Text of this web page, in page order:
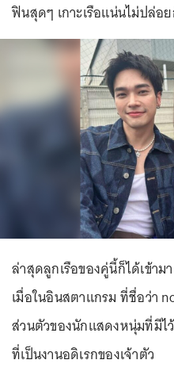
ฟินสุดๆ เกาะเรือแน่นไม่ปล่อ
ล่าสุดลูกเรือของคู่นี้ก็ได้เข้า
เมื่อในอินสตาแกรม ที่ชื่อว่า
ส่วนตัวของนักแสดงหนุ่มที่มี
ที่เป็นงานอดิเรกของเจ้าตัว